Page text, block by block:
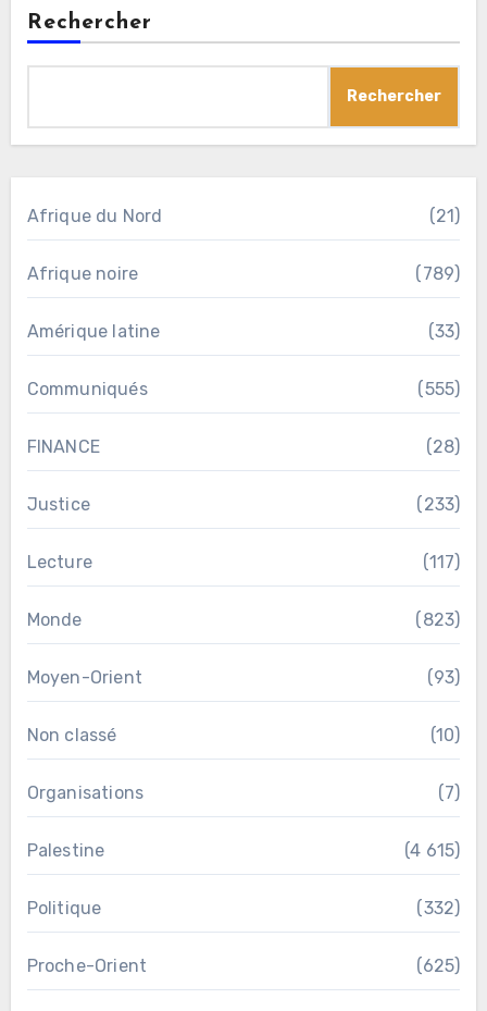
Rechercher
Rechercher
Afrique du Nord (21)
Afrique noire (789)
Amérique latine (33)
Communiqués (555)
FINANCE (28)
Justice (233)
Lecture (117)
Monde (823)
Moyen-Orient (93)
Non classé (10)
Organisations (7)
Palestine (4 615)
Politique (332)
Proche-Orient (625)